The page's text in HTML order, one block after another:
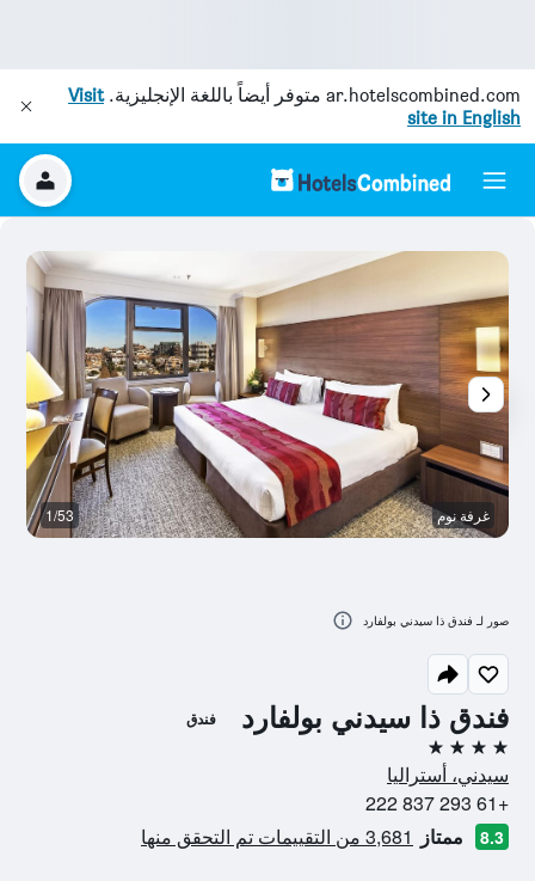
ar.hotelscombined.com متوفر أيضاً باللغة الإنجليزية.Visit
site in English
فندق ذا سيدني بولفارد فندق
4 نجوم
سيدني، أستراليا
+61 293 837 222
8.3 ممتاز 3,681 من التقييمات تم التحقق منها
غرفة نوم 1/53
صور لـ فندق ذا سيدني بولفارد